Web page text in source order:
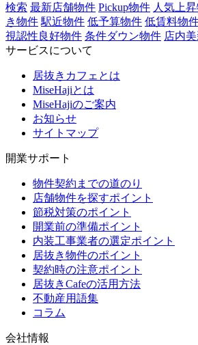
検索 最新店舗物件 Pickup物件 人気上
き物件 駅近物件 低予算物件 低賃料物
視認性良好物件 条件ダウン物件 店内
サービスについて
居抜きカフェとは
MiseHajiとは
MiseHajiのご案内
お知らせ
サイトマップ
開業サポート
物件契約までの道のり
店舗物件を探すポイント
節税対策のポイント
開業前の準備ポイント
内装工事業者の選定ポイント
居抜き物件のポイント
契約時の注意ポイント
居抜きCafeの活用方法
不動産用語集
コラム
会社情報